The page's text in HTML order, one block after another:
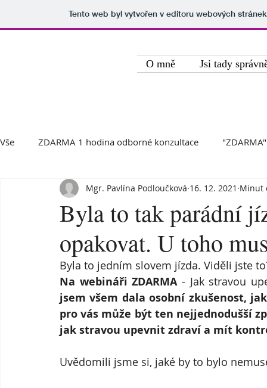
Tento web byl vytvořen v editoru webových
O mně Jsi tady
Vše ZDARMA 1 hodina odborné konzultace
Recepty Přednášky, kurzy Citáty
Skvělá dovolená - chata Šebetov Nabídka práce
Nejčastější dotazy
Byla to tak parádní
opakovat. U toho
Mgr. Pavlína Podloučková 16. 12. 2021 Minut
Byla to jedním slovem jízda. Viděli jste
Na webináři ZDARMA
jsem všem dala osobní zkušenost,
pro vás může být ten nejjednodušší
jak stravou upevnit zdraví a mít
Uvědomili jsme si, jaké by to bylo